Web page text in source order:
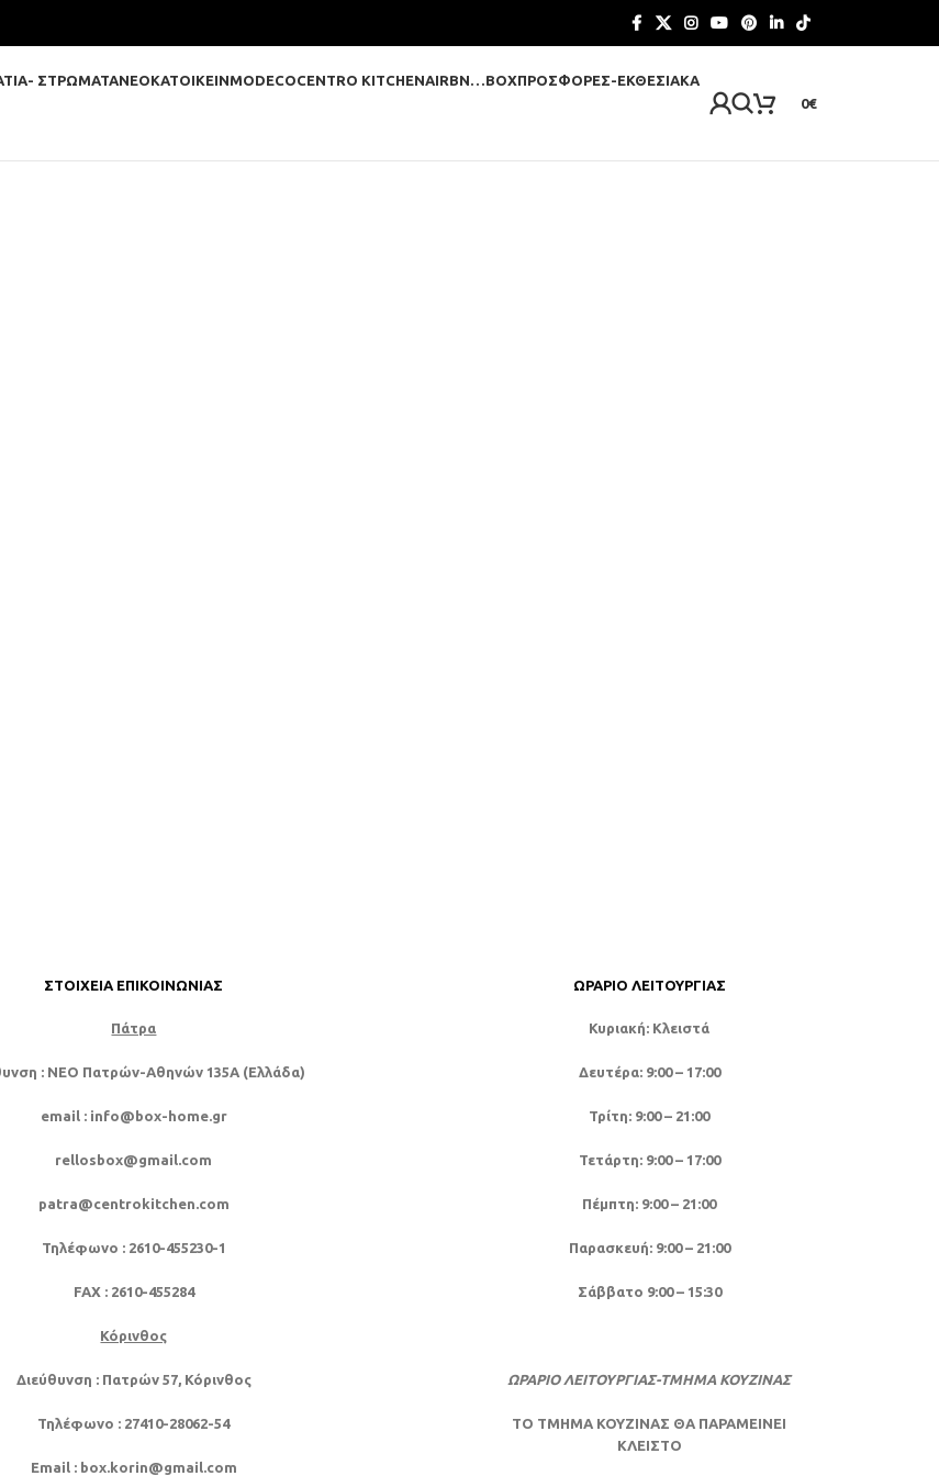
ΣΤΡΩΜΑΤΑΝΕΟΚΑΤΟΙΚΕΙΝMODECOCENTRO KITCHENAIRBN…BOXΠΡΟΣΦΟΡΈΣ-ΕΚΘΕΣΙΑΚΆ
0€
ΣΤΟΙΧΕΊΑ ΕΠΙΚΟΙΝΩΝΊΑΣ
Πάτρα
: NEO Πατρών-Αθηνών 135Α (Ελλάδα)
email : info@box-home.gr
rellosbox@gmail.com
patra@centrokitchen.com
Τηλέφωνο : 2610-455230-1
FAX: 2610-455284
Κόρινθος
Διεύθυνση : Πατρών 57, Κόρινθος
Τηλέφωνο : 27410-28062-54
Email : box.korin@gmail.com
ΩΡΆΡΙΟ ΛΕΙΤΟΥΡΓΊΑΣ
Κυριακή: Κλειστά
Δευτέρα: 9:00 – 17:00
Τρίτη: 9:00 – 21:00
Τετάρτη: 9:00 – 17:00
Πέμπτη: 9:00 – 21:00
Παρασκευή: 9:00 – 21:00
Σάββατο 9:00 – 15:30
ΩΡΑΡΙΟ ΛΕΙΤΟΥΡΓΙΑΣ-ΤΜΗΜΑ ΚΟΥΖΙΝΑΣ
ΤΟ ΤΜΗΜΑ ΚΟΥΖΙΝΑΣ ΘΑ ΠΑΡΑΜΕΙΝΕΙ
ΚΛΕΙΣΤΟ